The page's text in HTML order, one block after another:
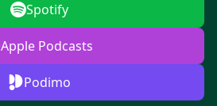
Spotify
Apple Podcasts
Podimo